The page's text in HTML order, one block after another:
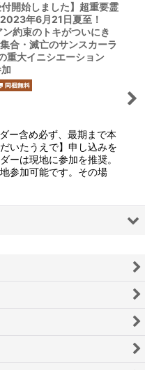
開始しました】超重要霊
年6月21日夏至！
約束のトキがついにき
合・滅亡のサンスカーラ
重大イニシエーション
ー含め必ず、最期まで本
いたうえで】申し込みを
ーは現地に参加を推奨。
参加可能です。その場